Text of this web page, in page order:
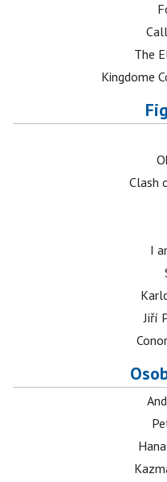
The
Kingdome
Clash
I
Jiří